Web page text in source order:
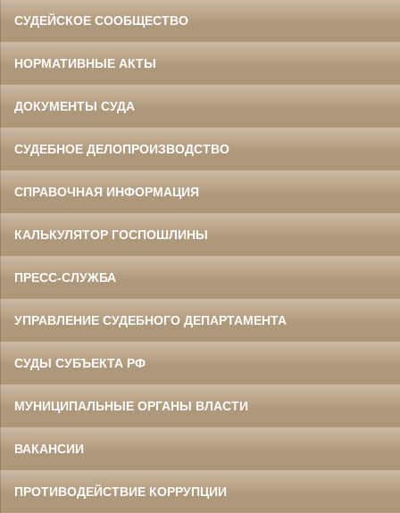
СУДЕЙСКОЕ СООБЩЕСТВО
НОРМАТИВНЫЕ АКТЫ
ДОКУМЕНТЫ СУДА
СУДЕБНОЕ ДЕЛОПРОИЗВОДСТВО
СПРАВОЧНАЯ ИНФОРМАЦИЯ
КАЛЬКУЛЯТОР ГОСПОШЛИНЫ
ПРЕСС-СЛУЖБА
УПРАВЛЕНИЕ СУДЕБНОГО ДЕПАРТАМЕНТА
СУДЫ СУБЪЕКТА РФ
МУНИЦИПАЛЬНЫЕ ОРГАНЫ ВЛАСТИ
ВАКАНСИИ
ПРОТИВОДЕЙСТВИЕ КОРРУПЦИИ